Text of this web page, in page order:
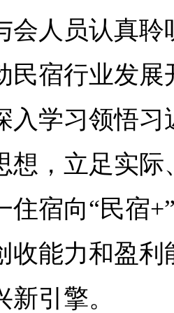
会人员认真
民宿行业发
入学习领悟
想，立足实
住宿向“民宿
收能力和盈
引擎。